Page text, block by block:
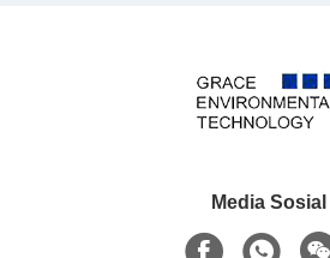
Media Sosial